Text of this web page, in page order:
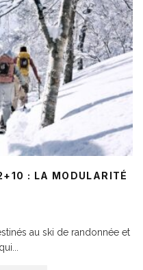
: LA MODULARITÉ
au ski de randonnée et